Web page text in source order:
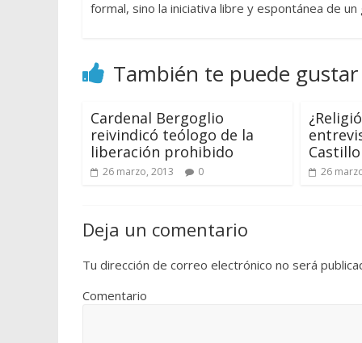
formal, sino la iniciativa libre y espontánea de
También te puede gustar
Cardenal Bergoglio
reivindicó teólogo de la
liberación prohibido
26 marzo, 2013 0
Castillo
26
Deja un comentario
Tu dirección de correo electrónico no será
Comentario